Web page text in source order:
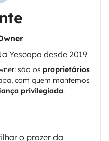
Yescapa desde 2019
são os proprietários
, com quem mantemos
privilegiada.
o prazer da